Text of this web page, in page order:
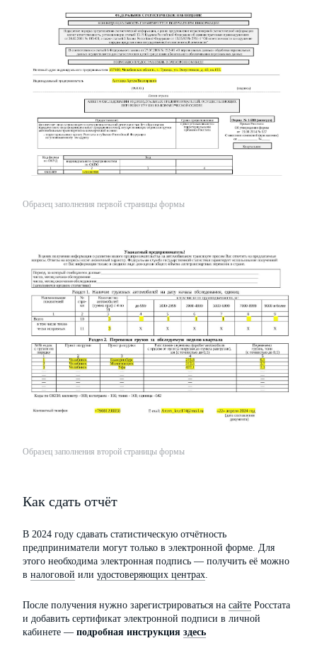
Образец заполнения первой страницы формы
Образец заполнения второй страницы формы
Как сдать отчёт
В 2024 году сдавать статистическую отчётность
предприниматели могут только в электронной форме. Для
этого необходима электронная подпись — получить её можно
в налоговой или удостоверяющих центрах
После получения нужно зарегистрироваться на сайте Росстата
и добавить сертификат электронной подписи в личной
кабинете — подробная инструкция здесь